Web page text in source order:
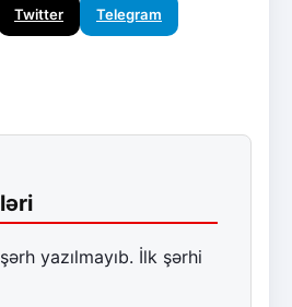
Twitter Telegram
yazılmayıb. İlk şərhi